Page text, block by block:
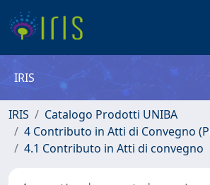
IRIS
IRIS
Catalogo Prodotti UNIBA
4 Contributo in Atti di Convegno
4.1 Contributo in Atti di convegno